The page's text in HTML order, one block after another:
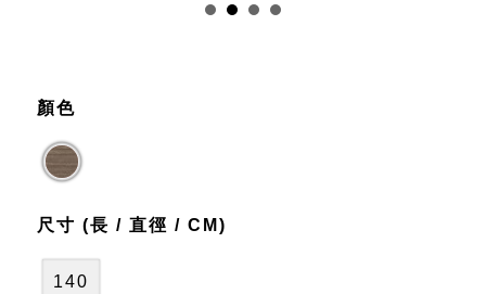
顏色
尺寸 (長 / 直徑 / CM)
140